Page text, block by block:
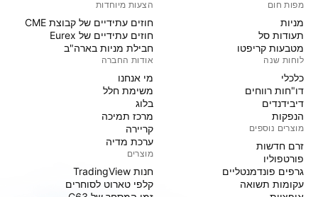
מפות חום
מניות‏
תעודות סל
מטבעות קריפטו
לוחות שנה
כלכלי
דו"חות רווחים
דיבידנדים
הנפקות
מוצרים נוספים
זרם חדשות
פורטפוליו
גרפים פונדמנטליים
עקומות תשואה
הצעות מיוחדות
חוזים עתידיים של קבוצת CME
חוזים עתידיים של Eurex
חבילת מניות בארה"ב
אודות החברה
מי אנחנו
משימת חלל
בלוג
מרכז תמיכה
קריירה
ערכת מדיה
מוצרים
חנות TradingView
קלפי טארוט לסוחרים